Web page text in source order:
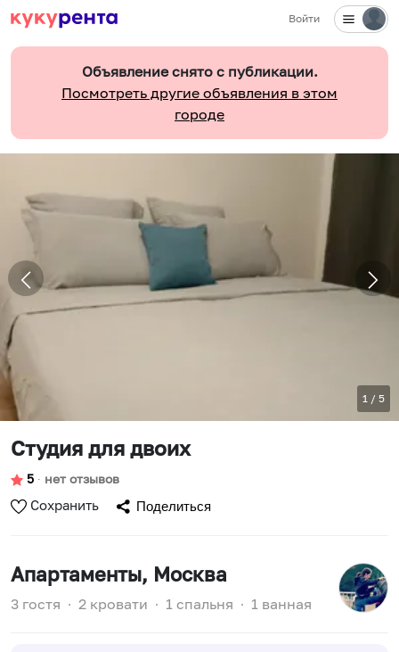
Войти
Объявление снято с публикации.
Посмотреть другие объявления в этом
городе
1 / 5
Студия для двоих
5 ∙ нет отзывов
Сохранить Поделиться
Апартаменты, Москва
3 гостя ∙ 2 кровати ∙ 1 спальня ∙ 1 ванная